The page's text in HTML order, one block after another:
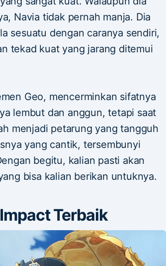
Navia tidak pernah manja. Dia
sesuatu dengan caranya sendiri,
tekad kuat yang jarang ditemui
Geo, mencerminkan sifatnya
lembut dan anggun, tetapi saat
menjadi petarung yang tangguh
yang cantik, tersembunyi
begitu, kalian pasti akan
bisa kalian berikan untuknya.
Terbaik